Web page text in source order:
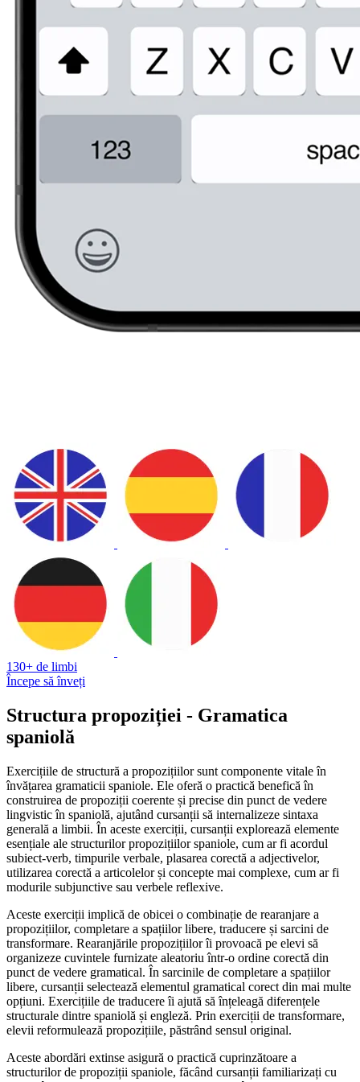
130+ de limbi
Începe să înveți
Structura propoziției - Gramatica
spaniolă
Exercițiile de structură a propozițiilor sunt componente vitale în
învățarea gramaticii spaniole. Ele oferă o practică benefică în
construirea de propoziții coerente și precise din punct de vedere
lingvistic în spaniolă, ajutând cursanții să internalizeze sintaxa
generală a limbii. În aceste exerciții, cursanții explorează elemente
esențiale ale structurilor propozițiilor spaniole, cum ar fi acordul
subiect-verb, timpurile verbale, plasarea corectă a adjectivelor,
utilizarea corectă a articolelor și concepte mai complexe, cum ar fi
modurile subjunctive sau verbele reflexive.
Aceste exerciții implică de obicei o combinație de rearanjare a
propozițiilor, completare a spațiilor libere, traducere și sarcini de
transformare. Rearanjările propozițiilor îi provoacă pe elevi să
organizeze cuvintele furnizate aleatoriu într-o ordine corectă din
punct de vedere gramatical. În sarcinile de completare a spațiilor
libere, cursanții selectează elementul gramatical corect din mai multe
opțiuni. Exercițiile de traducere îi ajută să înțeleagă diferențele
structurale dintre spaniolă și engleză. Prin exerciții de transformare,
elevii reformulează propozițiile, păstrând sensul original.
Aceste abordări extinse asigură o practică cuprinzătoare a
structurilor de propoziții spaniole, făcând cursanții familiarizați cu